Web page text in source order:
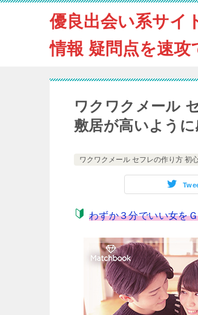
優良出会い系サイ
情報 疑問点を速攻
ワクワクメール
敷居が高いよう
ワクワクメール セフレの作り方 初
わずか３分でいい女を